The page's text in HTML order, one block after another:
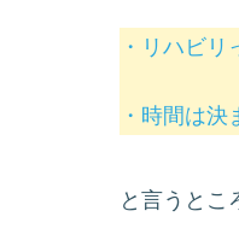
・リハビリ
・時間は決
と言うとこ